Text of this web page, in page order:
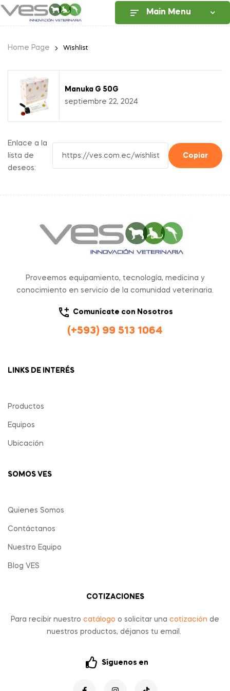
Main Menu
Home Page Wishlist
Manuka G 50G
septiembre 22, 2024
Enlace a la
lista de
deseos:
Copiar
Proveemos equipamiento, tecnología, medicina y
conocimiento en servicio de la comunidad veterinaria.
Comunícate con Nosotros
(+593) 99 513 1064
LINKS DE INTERÉS
Productos
Equipos
Ubicación
SOMOS VES
Quienes Somos
Contáctanos
Nuestro Equipo
Blog VES
COTIZACIONES
Para recibir nuestro catálogo o solicitar una cotización de
nuestros productos, déjanos tu email.
Síguenos en